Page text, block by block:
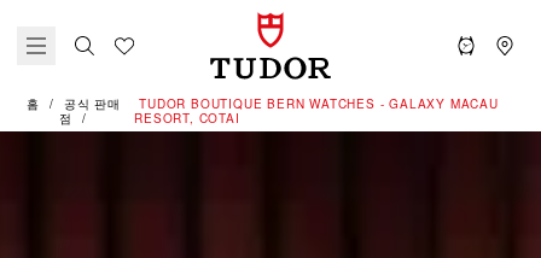
홈
공식 판매
점
‭TUDOR BOUTIQUE BERN WATCHES - GALAXY MACAU
RESORT, COTAI‬